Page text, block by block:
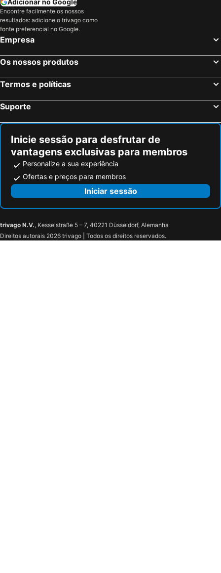
Adicionar no Google
Encontre facilmente os nossos
resultados: adicione o trivago como
fonte preferencial no Google.
Empresa
Os nossos produtos
Termos e políticas
Suporte
Inicie sessão para desfrutar de
vantagens exclusivas para membros
Personalize a sua experiência
Ofertas e preços para membros
Iniciar sessão
trivago N.V., Kesselstraße 5 – 7, 40221 Düsseldorf, Alemanha
Direitos autorais 2026 trivago | Todos os direitos reservados.